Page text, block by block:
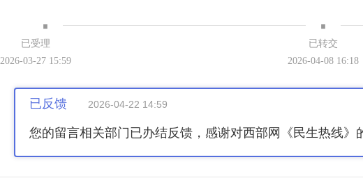
· ·
已受理
2026-03-27 15:59
已转交
2026-04-08 16:18
已反馈 2026-04-22 14:59
您的留言相关部门已办结反馈，感谢对西部网《民生热线》